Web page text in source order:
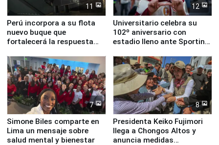
11
Perú incorpora a su flota
nuevo buque que
fortalecerá la respuesta
12
Universitario celebra su
102º aniversario con
estadio lleno ante Sporting
7
Simone Biles comparte en
Lima un mensaje sobre
salud mental y bienestar
8
Presidenta Keiko Fujimori
llega a Chongos Altos y
anuncia medidas